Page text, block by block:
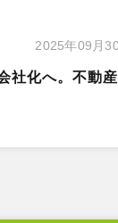
2025年09月
社化へ。不動